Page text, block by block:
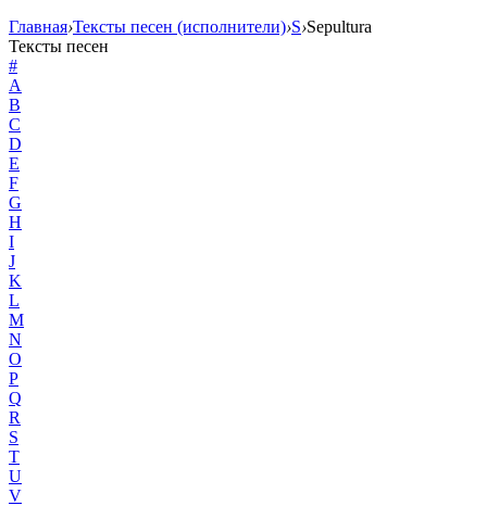
Главная›Тексты песен (исполнители)›S›Sepultura
Тексты песен
#
A
B
C
D
E
F
G
H
I
J
K
L
M
N
O
P
Q
R
S
T
U
V